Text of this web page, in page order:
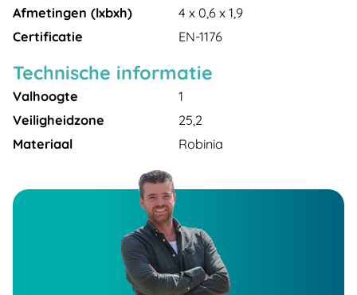
Afmetingen (lxbxh)
4 x 0,6 x 1,9
Certificatie
EN-1176
Technische informatie
Valhoogte
1
Veiligheidzone
25,2
Materiaal
Robinia